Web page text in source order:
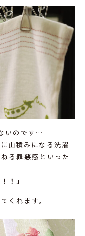
いのです…
山積みになる洗濯
る罪悪感といった
！」
くれます。